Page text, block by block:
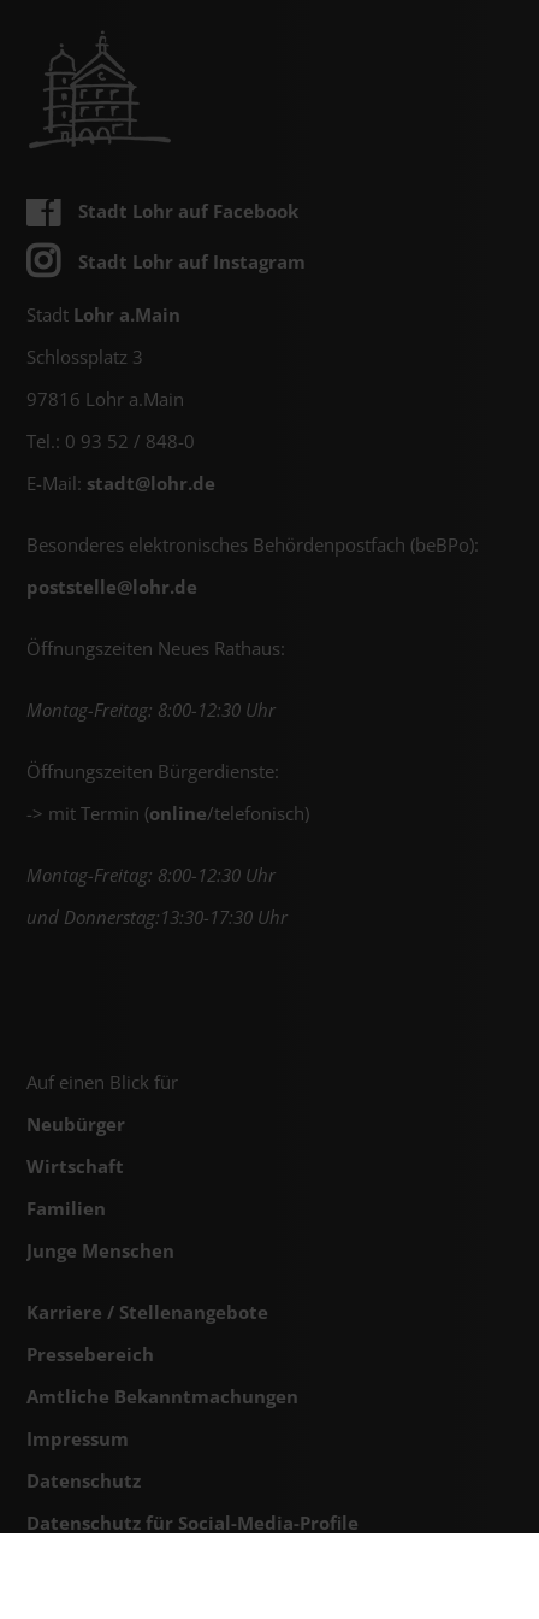
Stadt Lohr auf Facebook
Stadt Lohr auf Instagram
Stadt Lohr a.Main
Schlossplatz 3
97816 Lohr a.Main
Tel.: 0 93 52 / 848-0
E-Mail: stadt@lohr.de
Besonderes elektronisches Behördenpostfach (beBPo):
poststelle@lohr.de
Öffnungszeiten Neues Rathaus:
Montag-Freitag: 8:00-12:30 Uhr
Öffnungszeiten Bürgerdienste:
-> mit Termin (online/telefonisch)
Montag-Freitag: 8:00-12:30 Uhr
und Donnerstag:13:30-17:30 Uhr
Auf einen Blick für
Neubürger
Wirtschaft
Familien
Junge Menschen
Karriere / Stellenangebote
Pressebereich
Amtliche Bekanntmachungen
Impressum
Datenschutz
Datenschutz für Social-Media-Profile